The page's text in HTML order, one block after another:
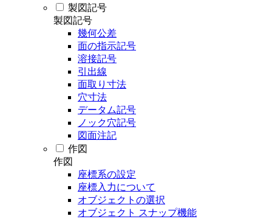
製図記号
製図記号
幾何公差
面の指示記号
溶接記号
引出線
面取り寸法
穴寸法
データム記号
ノック穴記号
図面注記
作図
作図
座標系の設定
座標入力について
オブジェクトの選択
オブジェクト スナップ機能